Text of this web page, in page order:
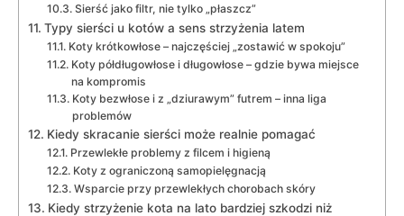
Sierść jako filtr, nie tylko „płaszcz”
Typy sierści u kotów a sens strzyżenia latem
Koty krótkowłose – najczęściej „zostawić w spokoju”
Koty półdługowłose i długowłose – gdzie bywa miejsce
na kompromis
Koty bezwłose i z „dziurawym” futrem – inna liga
problemów
Kiedy skracanie sierści może realnie pomagać
Przewlekłe problemy z filcem i higieną
Koty z ograniczoną samopielęgnacją
Wsparcie przy przewlekłych chorobach skóry
Kiedy strzyżenie kota na lato bardziej szkodzi niż